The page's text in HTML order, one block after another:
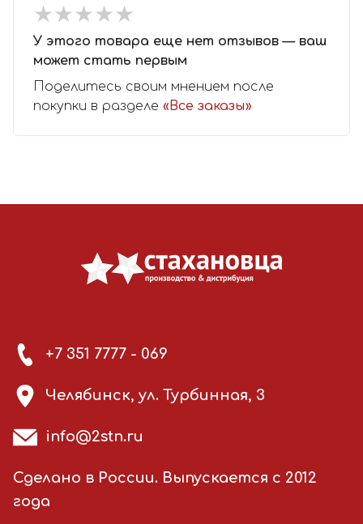
★★★★★
★★★★★
У этого товара еще нет отзывов — ваш
может стать первым
Поделитесь своим мнением после
покупки в разделе «Все заказы»
+7 351 7777 - 069
Челябинск, ул. Турбинная, 3
info@2stn.ru
Сделано в России. Выпускается с 2012
года